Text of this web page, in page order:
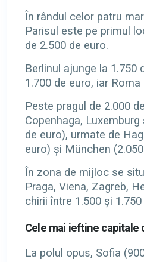
În rândul celor patru
Parisul este pe primul
de 2.500 de euro.
Berlinul ajunge la 1.750
1.700 de euro, iar
Peste pragul de 2.000
Copenhaga,
de euro), urmate de
euro) și München
În zona de mijloc se
Praga, Viena, Zagreb,
chirii între 1.500 și
Cele mai ieftine capitale
La polul opus, Sofia